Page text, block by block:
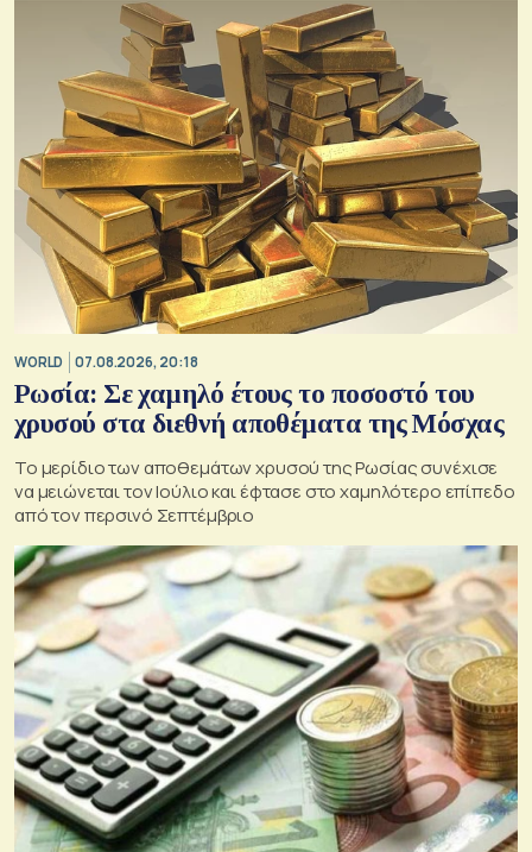
WORLD 07.08.2026, 20:18
Ρωσία: Σε χαμηλό έτους το ποσοστό του
χρυσού στα διεθνή αποθέματα της Μόσχας
Το μερίδιο των αποθεμάτων χρυσού της Ρωσίας συνέχισε
να μειώνεται τον Ιούλιο και έφτασε στο χαμηλότερο επίπεδο
από τον περσινό Σεπτέμβριο